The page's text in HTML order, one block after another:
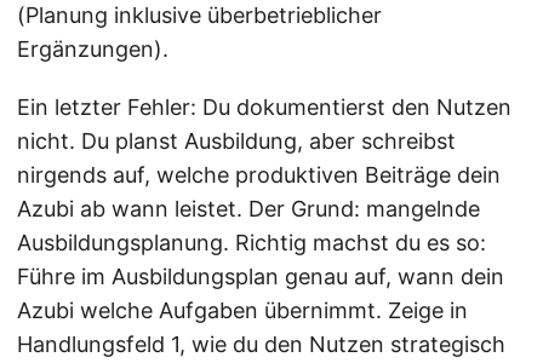
(Planung inklusive überbetrieblicher
Ergänzungen).
Ein letzter Fehler: Du dokumentierst den Nutzen
nicht. Du planst Ausbildung, aber schreibst
nirgends auf, welche produktiven Beiträge dein
Azubi ab wann leistet. Der Grund: mangelnde
Ausbildungsplanung. Richtig machst du es so:
Führe im Ausbildungsplan genau auf, wann dein
Azubi welche Aufgaben übernimmt. Zeige in
Handlungsfeld 1, wie du den Nutzen strategisch